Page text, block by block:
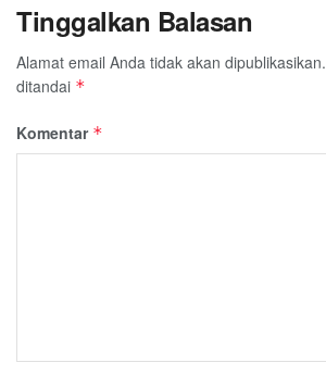
Tinggalkan Balasan
Alamat email Anda tidak akan dipublikasikan.
ditandai *
Komentar *